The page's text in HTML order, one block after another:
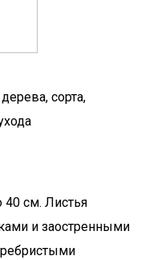
сорта,
40 см. Листья
и заостренными